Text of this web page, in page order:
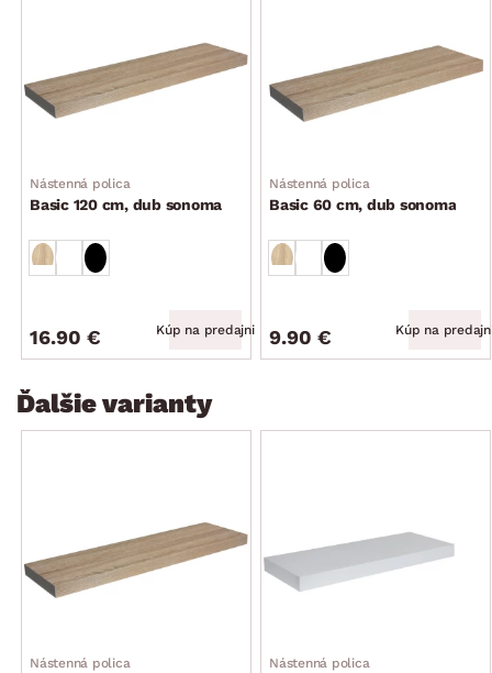
Nástenná polica
Basic 120 cm, dub sonoma
16.90 € Kúp na predajni
Nástenná polica
Basic 60 cm, dub sonoma
9.90 € Kúp na
Ďalšie varianty
Nástenná polica Nástenná polica